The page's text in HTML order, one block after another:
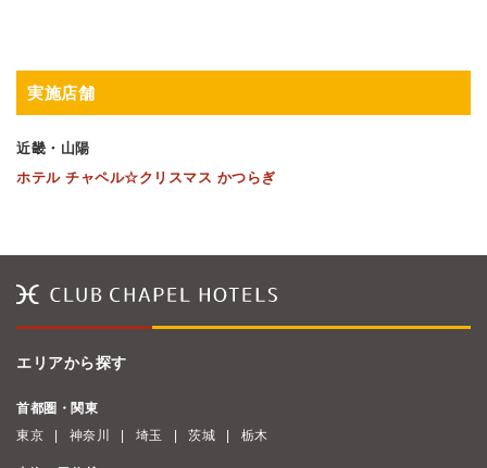
実施店舗
近畿・山陽
ホテル チャペル☆クリスマス かつらぎ
エリアから探す
首都圏・関東
東京
神奈川 埼玉 茨城 栃木